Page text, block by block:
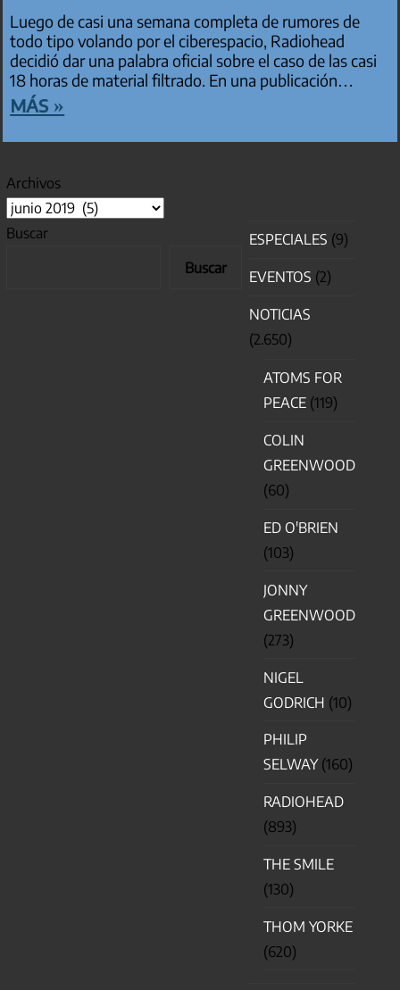
Luego de casi una semana completa de rumores de
todo tipo volando por el ciberespacio, Radiohead
decidió dar una palabra oficial sobre el caso de las casi
18 horas de material filtrado. En una publicación…
más »
Archivos
Buscar
Buscar
ESPECIALES (9)
EVENTOS (2)
NOTICIAS
(2.650)
ATOMS FOR
PEACE (119)
COLIN
GREENWOOD
(60)
ED O'BRIEN
(103)
JONNY
GREENWOOD
(273)
NIGEL
GODRICH (10)
PHILIP
SELWAY(160)
RADIOHEAD
(893)
THE SMILE
(130)
THOM YORKE
(620)